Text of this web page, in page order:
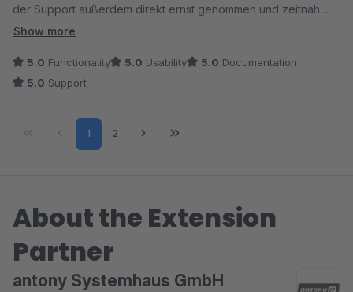
der Support außerdem direkt ernst genommen und zeitnah
korrigiert.
Show more
5.0 Functionality 5.0 Usability 5.0 Documentation
5.0 Support
Page
1 Page
2
About the Extension
Partner
antony Systemhaus GmbH